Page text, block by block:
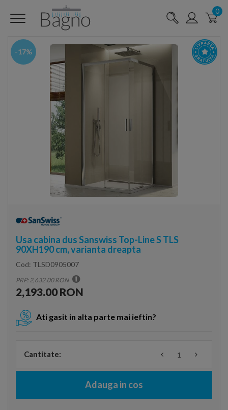
0
-17%
Usa cabina dus Sanswiss Top-Line S TLS
90XH190 cm, varianta dreapta
Cod: TLSD0905007
PRP: 2,632.00 RON
2,193.00 RON
Ati gasit in alta parte mai ieftin?
Cantitate:
Adauga in cos